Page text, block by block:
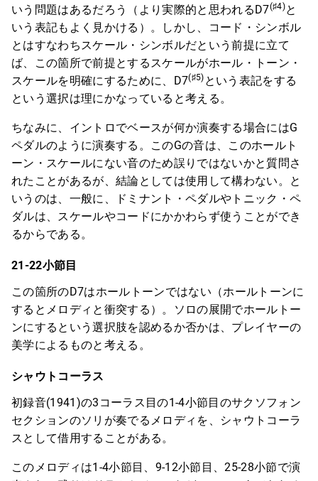
いう問題はあるだろう（より実際的と思われるD7(♯4)と
いう表記もよく見かける）。しかし、コード・シンボル
とはすなわちスケール・シンボルだという前提に立て
ば、この箇所で前提とするスケールがホール・トーン・
スケールを明確にするために、D7(♯5) という表記をする
という選択は理にかなっていると考える。
ちなみに、イントロでベースが何か演奏する場合にはG
ペダルのように演奏する。このGの音は、このホールト
ーン・スケールにない音のため誤りではないかと質問さ
れたことがあるが、結論としては使用して構わない。と
いうのは、一般に、ドミナント・ペダルやトニック・ペ
ダルは、スケールやコードにかかわらず使うことができ
るからである。
21-22小節目
この箇所のD7はホールトーンではない（ホールトーンに
するとメロディと衝突する）。ソロの展開でホールトー
ンにするという選択肢を認めるか否かは、プレイヤーの
美学によるものと考える。
シャウトコーラス
初録音(1941)の3コーラス目の1-4小節目のサクソフォン
セクションのソリが奏でるメロディを、シャウトコーラ
スとして借用することがある。
このメロディは1-4小節目、9-12小節目、25-28小節で演